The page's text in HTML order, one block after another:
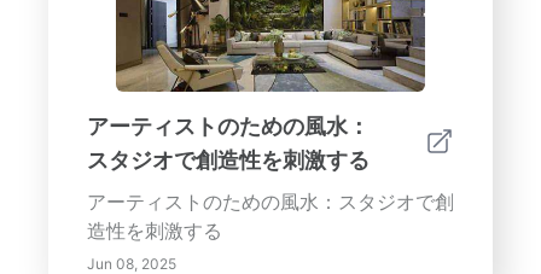
アーティストのための風水：
スタジオで創造性を刺激する
アーティストのための風水：スタジオで創
造性を刺激する
Jun 08, 2025